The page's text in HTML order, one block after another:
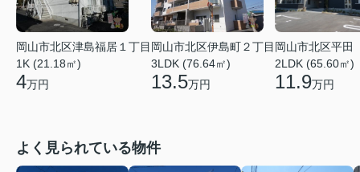
岡山市北区津島福居１丁目
1K (21.18㎡)
4万円
岡山市北区伊島町２丁目
3LDK (76.64㎡)
13.5万円
岡山市北区平田
2LDK (65.60㎡)
11.9万円
よく見られている物件